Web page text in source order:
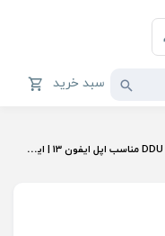
سبد خرید